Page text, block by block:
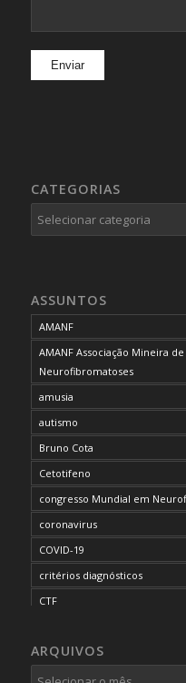
CATEGORIAS
Categorias
ASSUNTOS
AMANF
AMANF Associação Mineira
Neurofibromatoses
amusia
autismo
Bruno Cota
Cetotifeno
congresso Mundial em
coronavirus
COVID-19
critérios diagnósticos
CTF
desordem do processamento
diagnóstico
ARQUIVOS